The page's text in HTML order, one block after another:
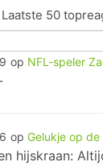
Laatste 50
op NFL-speler
op Gelukje op
hijskraan: